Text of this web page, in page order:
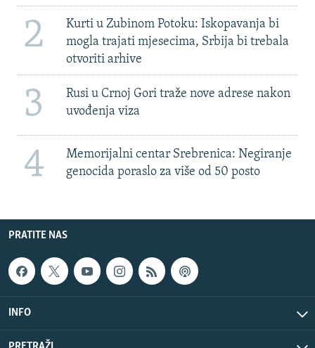
2
Kurti u Zubinom Potoku: Iskopavanja bi
mogla trajati mjesecima, Srbija bi trebala
otvoriti arhive
3
Rusi u Crnoj Gori traže nove adrese nakon
uvođenja viza
4
Memorijalni centar Srebrenica: Negiranje
genocida poraslo za više od 50 posto
PRATITE NAS
INFO